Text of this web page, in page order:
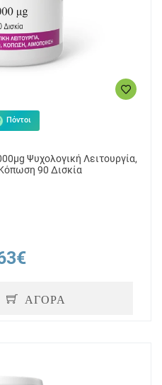
Πόντοι
Ψυχολογική Λειτουργία,
90 Δισκία
ΑΓΟΡΑ